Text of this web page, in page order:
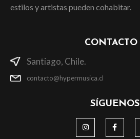
estilos y artistas pueden cohabitar.
CONTACTO
Santiago, Chile.
contacto@hypermusica.cl
SÍGUENOS